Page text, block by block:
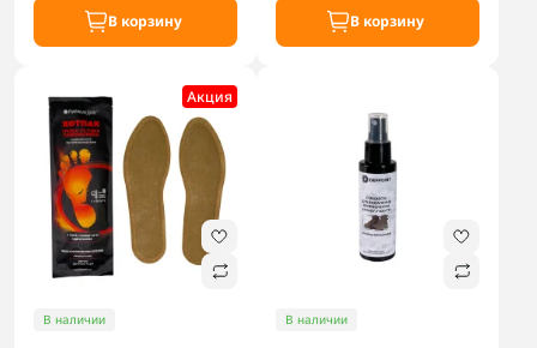
В корзину В корзину
Акция
В наличии В наличии